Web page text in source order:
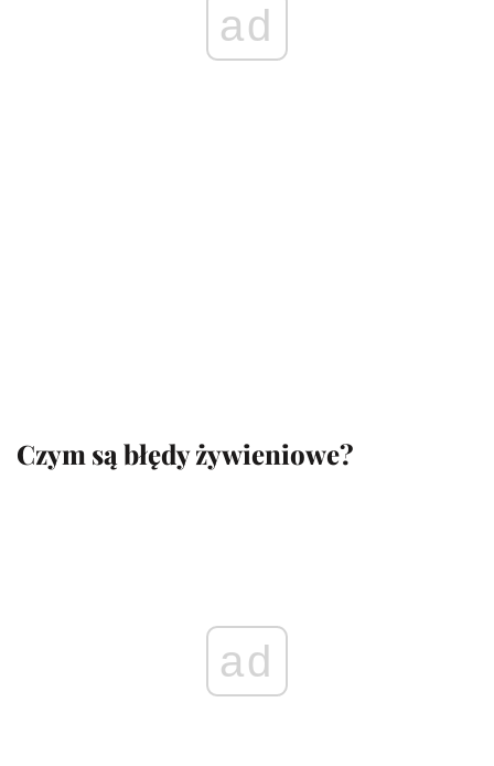
ad
Czym są błędy żywieniowe?
ad